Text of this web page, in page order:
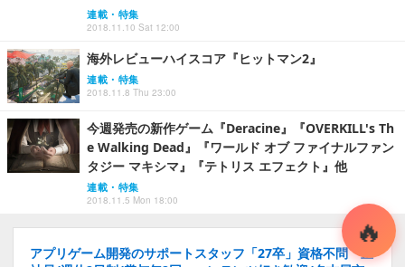
連載・特集
2018.11.10 Sat 12:00
海外レビューハイスコア『ヒットマン2』
連載・特集
2018.11.8 Thu 23:00
今週発売の新作ゲーム『Deracine』『OVERKILL's Th
e Walking Dead』『ワールド オブ ファイナルファン
タジー マキシマ』『テトリス エフェクト』他
連載・特集
2018.11.5 Mon 18:00
アプリゲーム開発のサポートスタッフ「27卒」資格不問「正